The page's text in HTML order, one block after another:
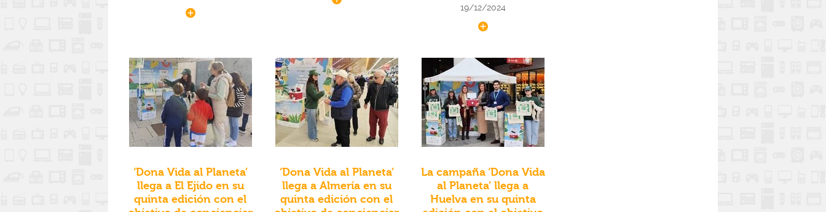
19/12/2024
‘Dona Vida al Planeta’
llega a El Ejido en su
quinta edición con el
‘Dona Vida al Planeta’
llega a Almería en su
quinta edición con el
La campaña ‘Dona Vida
al Planeta’ llega a
Huelva en su quinta